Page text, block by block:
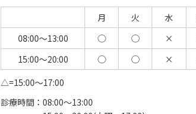
月 火 水
08:00～13:00
◯ ◯ ×
15:00～20:00
◯ ◯ ×
△=15:00～17:00
診療時間： 08:00～13:00